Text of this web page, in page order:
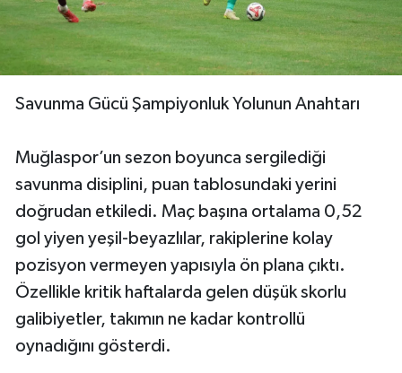
Savunma Gücü Şampiyonluk Yolunun Anahtarı
Muğlaspor’un sezon boyunca sergilediği
savunma disiplini, puan tablosundaki yerini
doğrudan etkiledi. Maç başına ortalama 0,52
gol yiyen yeşil-beyazlılar, rakiplerine kolay
pozisyon vermeyen yapısıyla ön plana çıktı.
Özellikle kritik haftalarda gelen düşük skorlu
galibiyetler, takımın ne kadar kontrollü
oynadığını gösterdi.